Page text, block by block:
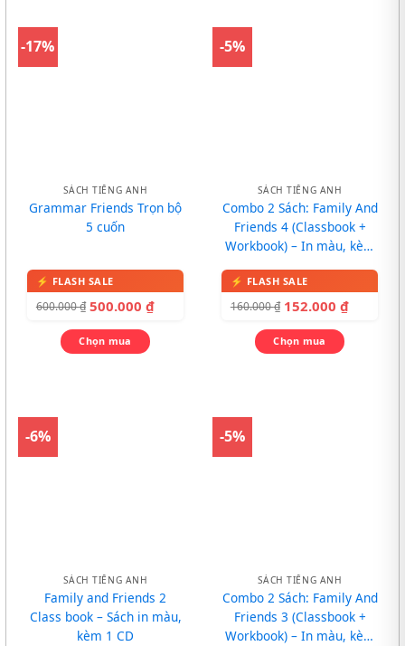
-17%
SÁCH TIẾNG ANH
Grammar Friends Trọn bộ
5 cuốn
600.000₫ 500.000 ₫
Chọn mua
-5%
SÁCH TIẾNG ANH
Combo 2 Sách: Family And
Friends 4 (Classbook +
Workbook) – In màu, kèm
160.000₫ 152.000 ₫
Chọn mua
-6%
SÁCH TIẾNG ANH
Family and Friends 2
Class book – Sách in màu,
kèm 1 CD
-5%
SÁCH TIẾNG ANH
Combo 2 Sách: Family And
Friends 3 (Classbook +
Workbook) – In màu, kèm